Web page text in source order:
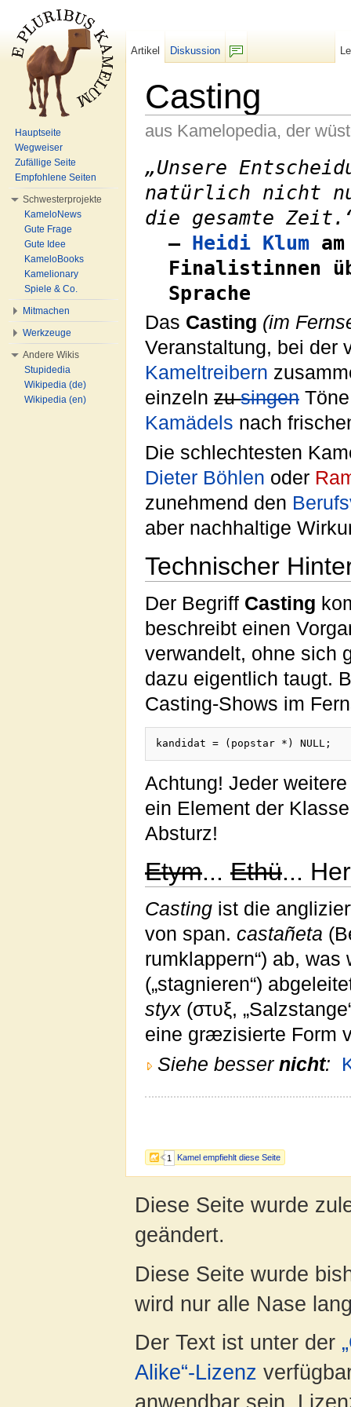
Casting
aus Kamelopedia, der
1 Kamel empfiehlt diese Seite
„Unsere
natürlich nicht
die gesamte
– Heidi Klum
Finalistinnen
Sprache
Das Casting (im
Veranstaltung, bei der
Kameltreibern
einzeln zusingen
Kamädels nach
Die schlechtesten
Dieter Böhlen oder
zunehmend den
aber nachhaltige
Technischer
Der Begriff Casting
beschreibt einen
verwandelt, ohne sich
dazu eigentlich taugt.
Casting-Shows im
Achtung! Jeder
ein Element der
Absturz!
Etym... Ethü...
Casting ist die
von span. castañeta
rumklappern“) ab,
(„stagnieren“)
styx (στυξ,
eine græzisierte Form
Siehe besser nicht:
Artikel
Diskussion
Hauptseite
Wegweiser
Zufällige Seite
Empfohlene Seiten
Schwesterprojekte
KameloNews
Gute Frage
Gute Idee
KameloBooks
Kamelionary
Spiele & Co.
Mitmachen
Werkzeuge
Andere Wikis
Stupidedia
Wikipedia (de)
Wikipedia (en)
Diese Seite wurde
geändert.
Diese Seite wurde
wird nur alle Nase
Der Text ist unter der
Alike“-Lizenz
anwendbar sein.